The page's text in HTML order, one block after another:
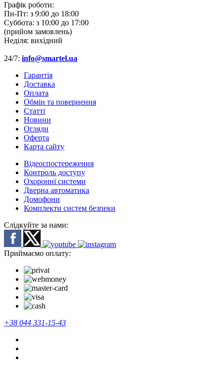
Графік роботи:
Пн-Пт: з 9:00 до 18:00
Суббота: з 10:00 до 17:00
(прийом замовлень)
Неділя: вихідний
24/7: info@smartel.ua
Гарантія
Доставка
Оплата
Обмін та повернення
Cтатті
Новини
Огляди
Оферта
Карта сайту
Відеоспостереження
Контроль доступу
Охоронні системи
Дверна автоматика
Домофони
Комплекти систем безпеки
Слідкуйте за нами:
Приймаємо оплату:
+38 044 331-15-43